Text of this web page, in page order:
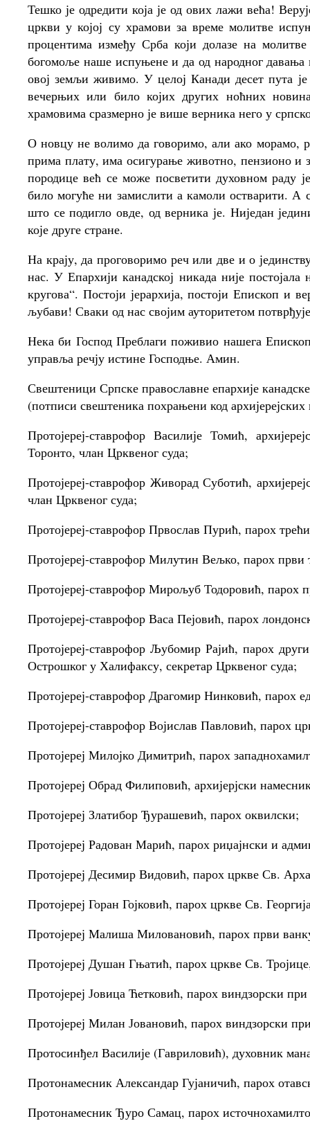
Тешко је одредити која је од ових лажи већа!
цркви у којој су храмови за време молитве
процентима између Срба који долазе на
богомоље наше испуњене и да од народног
овој земљи живимо. У целој Канади десет пута
вечерњих или било којих других ноћних
храмовима сразмерно је више верника него у
О новцу не волимо да говоримо, али ако морамо,
прима плату, има осигурање животно, пензионо и
породице већ се може посветити духовном раду
било могуће ни замислити а камоли остварити. А
што се подигло овде, од верника је. Ниједан
које друге стране.
На крају, да проговоримо реч или две и о
нас. У Епархији канадској никада није
кругова“. Постоји јерархија, постоји Епископ и
љубави! Сваки од нас својим ауторитетом
Нека би Господ Преблаги поживио нашега
управља речју истине Господње. Амин.
Свештеници Српске православне епархије канадске
(потписи свештеника похрањени код
Протојереј-ставрофор Василије Томић,
Торонто, члан Црквеног суда;
Протојереј-ставрофор Живорад Суботић,
члан Црквеног суда;
Протојереј-ставрофор Првослав Пурић, парох
Протојереј-ставрофор Милутин Вељко, парох први
Протојереј-ставрофор Мирољуб Тодоровић,
Протојереј-ставрофор Васа Пејовић, парох
Протојереј-ставрофор Љубомир Рајић, парох
Острошког у Халифаксу, секретар Црквеног суда;
Протојереј-ставрофор Драгомир Нинковић, парох
Протојереј-ставрофор Војислав Павловић, парох
Протојереј Милојко Димитрић, парох
Протојереј Обрад Филиповић, архијерјски
Протојереј Златибор Ђурашевић, парох оквилски;
Протојереј Радован Марић, парох риџајнски и
Протојереј Десимир Видовић, парох цркве Св.
Протојереј Горан Гојковић, парох цркве Св.
Протојереј Малиша Миловановић, парох први
Протојереј Душан Гњатић, парох цркве Св.
Протојереј Јовица Ћетковић, парох виндзорски
Протојереј Милан Јовановић, парох виндзорски
Протосинђел Василије (Гавриловић), духовник
Протонамесник Александар Гујаничић, парох
Протонамесник Ђуро Самац, парох